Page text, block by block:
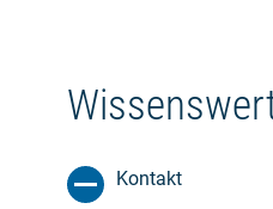
Kontakt